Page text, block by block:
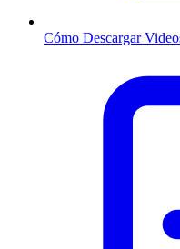
Cómo Descargar